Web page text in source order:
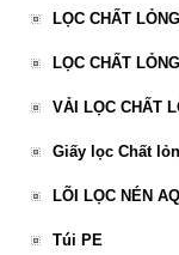
LỌC CHẤT
LỌC CHẤT
VẢI LỌC CHẤT
Giấy lọc Chất
LÕI LỌC NÉN
Túi PE